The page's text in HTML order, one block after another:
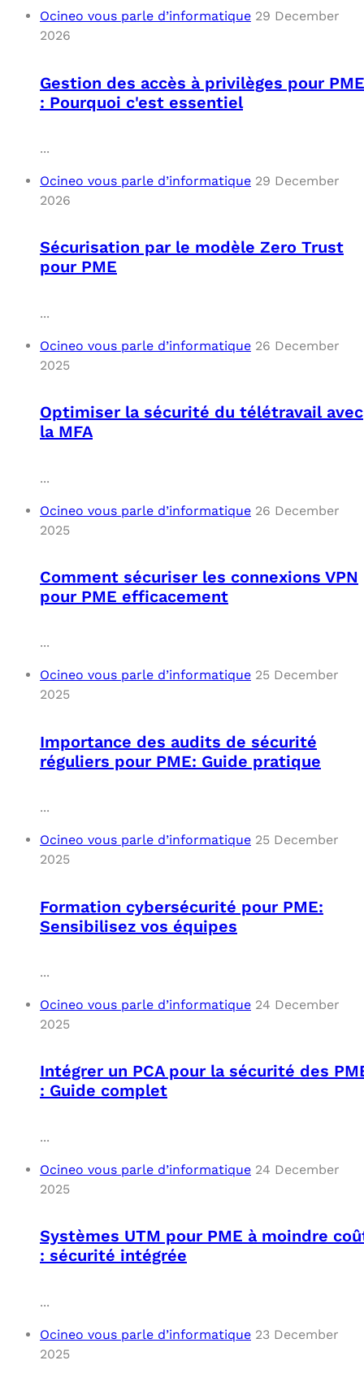
Ocineo vous parle d’informatique 29 December
2026
Gestion des accès à privilèges pour PME
: Pourquoi c'est essentiel
...
Ocineo vous parle d’informatique 29 December
2026
Sécurisation par le modèle Zero Trust
pour PME
...
Ocineo vous parle d’informatique 26 December
2025
Optimiser la sécurité du télétravail avec
la MFA
...
Ocineo vous parle d’informatique 26 December
2025
Comment sécuriser les connexions VPN
pour PME efficacement
...
Ocineo vous parle d’informatique 25 December
2025
Importance des audits de sécurité
réguliers pour PME: Guide pratique
...
Ocineo vous parle d’informatique 25 December
2025
Formation cybersécurité pour PME:
Sensibilisez vos équipes
...
Ocineo vous parle d’informatique 24 December
2025
Intégrer un PCA pour la sécurité des
: Guide complet
...
Ocineo vous parle d’informatique 24 December
2025
Systèmes UTM pour PME à moindre
: sécurité intégrée
...
Ocineo vous parle d’informatique 23 December
2025